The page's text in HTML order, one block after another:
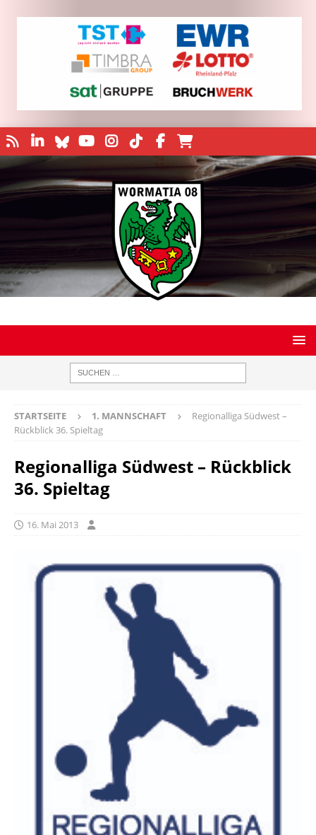
STARTSEITE 1. MANNSCHAFT
Regionalliga Südwest –
Rückblick 36. Spieltag
Regionalliga Südwest – Rückblick
36. Spieltag
16. Mai 2013